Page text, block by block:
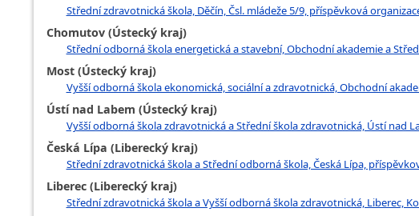
Střední zdravotnická škola, Děčín, Čsl. mládeže 5/9, příspěvková
Chomutov (Ústecký kraj)
Střední odborná škola energetická a stavební, Obchodní akademie a
Most (Ústecký kraj)
Vyšší odborná škola ekonomická, sociální a zdravotnická, Obchodní
Ústí nad Labem (Ústecký kraj)
Vyšší odborná škola zdravotnická a Střední škola zdravotnická, Ústí nad
Česká Lípa (Liberecký kraj)
Střední zdravotnická škola a Střední odborná škola, Česká Lípa,
Liberec (Liberecký kraj)
Střední zdravotnická škola a Vyšší odborná škola zdravotnická, Liberec,